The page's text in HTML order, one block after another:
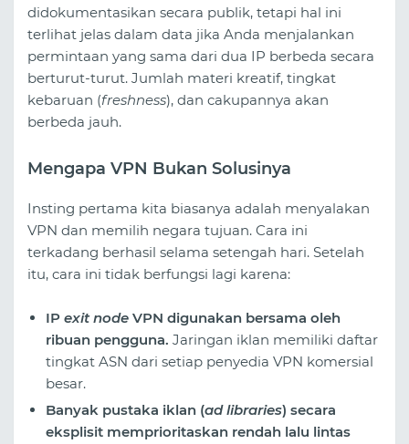
didokumentasikan secara publik, tetapi hal ini
terlihat jelas dalam data jika Anda menjalankan
permintaan yang sama dari dua IP berbeda secara
berturut-turut. Jumlah materi kreatif, tingkat
kebaruan (freshness), dan cakupannya akan
berbeda jauh.
Mengapa VPN Bukan Solusinya
Insting pertama kita biasanya adalah menyalakan
VPN dan memilih negara tujuan. Cara ini
terkadang berhasil selama setengah hari. Setelah
itu, cara ini tidak berfungsi lagi karena:
IP exit node VPN digunakan bersama oleh
ribuan pengguna. Jaringan iklan memiliki daftar
tingkat ASN dari setiap penyedia VPN komersial
besar.
Banyak pustaka iklan (ad libraries) secara
eksplisit memprioritaskan rendah lalu lintas